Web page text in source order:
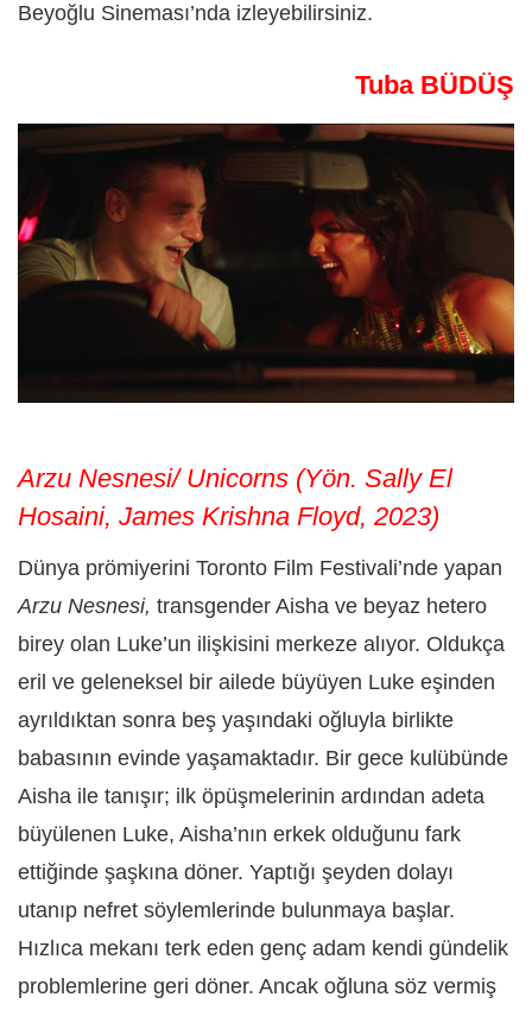
Beyoğlu Sineması’nda izleyebilirsiniz.
Tuba BÜDÜŞ
Arzu Nesnesi/ Unicorns (Yön. Sally El
Hosaini, James Krishna Floyd, 2023)
Dünya prömiyerini Toronto Film Festivali’nde yapan
Arzu Nesnesi, transgender Aisha ve beyaz hetero
birey olan Luke’un ilişkisini merkeze alıyor. Oldukça
eril ve geleneksel bir ailede büyüyen Luke eşinden
ayrıldıktan sonra beş yaşındaki oğluyla birlikte
babasının evinde yaşamaktadır. Bir gece kulübünde
Aisha ile tanışır; ilk öpüşmelerinin ardından adeta
büyülenen Luke, Aisha’nın erkek olduğunu fark
ettiğinde şaşkına döner. Yaptığı şeyden dolayı
utanıp nefret söylemlerinde bulunmaya başlar.
Hızlıca mekanı terk eden genç adam kendi gündelik
problemlerine geri döner. Ancak oğluna söz vermiş